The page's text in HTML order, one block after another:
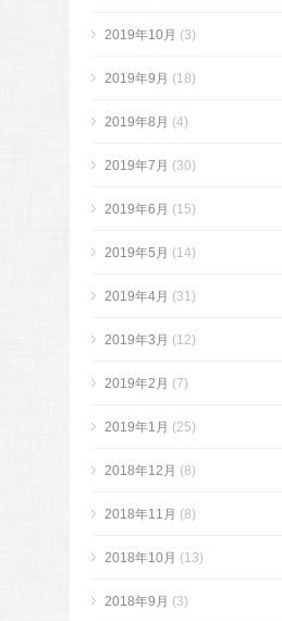
2019年10月 (3)
2019年9月 (18)
2019年8月 (4)
2019年7月 (30)
2019年6月 (15)
2019年5月 (14)
2019年4月 (31)
2019年3月 (12)
2019年2月 (7)
2019年1月 (25)
2018年12月 (8)
2018年11月 (8)
2018年10月 (13)
2018年9月 (3)